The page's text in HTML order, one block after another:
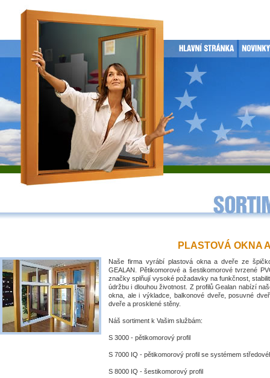
PLASTOVÁ OKNA
Naše firma vyrábí plastová okna a dveře ze
GEALAN. Pětikomorové a šestikomorové tvrzené
značky splňují vysoké požadavky na funkčnost,
údržbu i dlouhou životnost. Z profilů Gealan nabízí
okna, ale i výkladce, balkonové dveře, posuvné
dveře a prosklené stěny.
Náš sortiment k Vašim službám:
S 3000 - pětikomorový profil
S 7000 IQ - pětikomorový profil se systémem
S 8000 IQ - šestikomorový profil